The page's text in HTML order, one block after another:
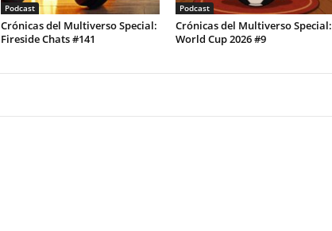
Podcast
Crónicas del Multiverso Special:
Fireside Chats #141
Podcast
Crónicas del Multiverso Special:
World Cup 2026 #9